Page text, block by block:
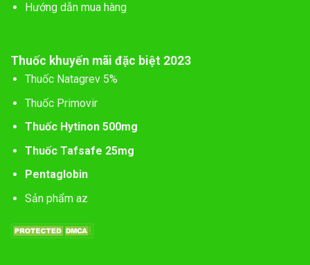
Hướng dẫn mua hàng
Thuốc khuyến mãi đặc biệt 2023
Thuốc Natagrev 5%
Thuốc Primovir
Thuốc Hytinon 500mg
Thuốc Tafsafe 25mg
Pentaglobin
Sản phẩm az